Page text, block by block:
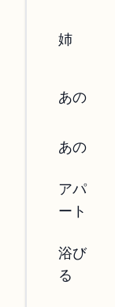
姉
あの
あの
アパ
ート
浴び
る